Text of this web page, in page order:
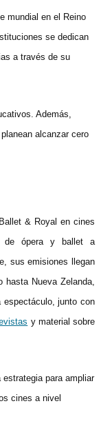
mundial en el Reino
se dedican
a través de su
Además,
alcanzar cero
& Royal en cines
de ópera y ballet a
sus emisiones llegan
Nueva Zelanda,
espectáculo, junto con
y material sobre
para ampliar
cines a nivel